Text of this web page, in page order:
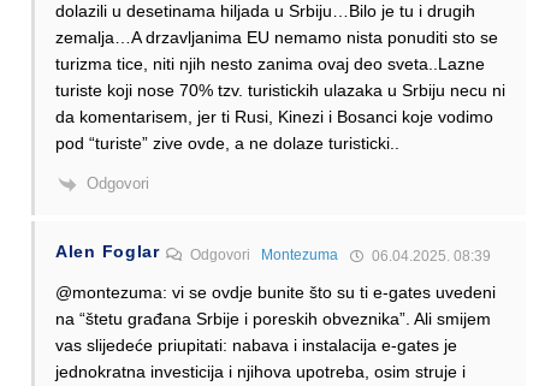
dolazili u desetinama hiljada u Srbiju…Bilo je tu i drugih
zemalja…A drzavljanima EU nemamo nista ponuditi sto se
turizma tice, niti njih nesto zanima ovaj deo sveta..Lazne
turiste koji nose 70% tzv. turistickih ulazaka u Srbiju necu ni
da komentarisem, jer ti Rusi, Kinezi i Bosanci koje vodimo
pod “turiste” zive ovde, a ne dolaze turisticki..
Odgovori
Alen Foglar Odgovori Montezuma 06.04.2025. 08:39
@montezuma: vi se ovdje bunite što su ti e-gates uvedeni
na “štetu građana Srbije i poreskih obveznika”. Ali smijem
vas slijedeće priupitati: nabava i instalacija e-gates je
jednokratna investicija i njihova upotreba, osim struje i